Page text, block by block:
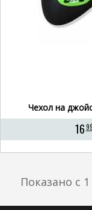
Чехол на
1699
Показано с